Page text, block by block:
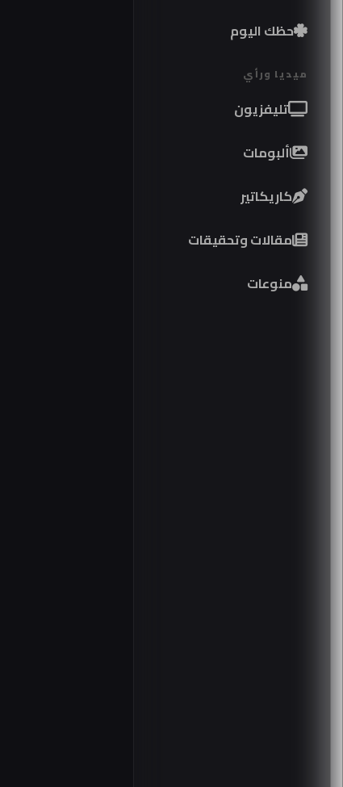
حظك اليوم
ميديا ورأي
تليفزيون
ألبومات
كاريكاتير
مقالات وتحقيقات
منوعات